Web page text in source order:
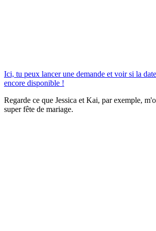
Ici, tu peux lancer une demande et voir si la
encore disponible !
Regarde ce que Jessica et Kai, par exemple,
super fête de mariage.